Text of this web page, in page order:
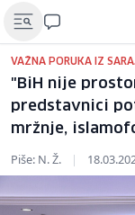
VAŽNA PORUKA IZ
"BiH nije
predstavnici
mržnje,
Piše: N. Ž. |